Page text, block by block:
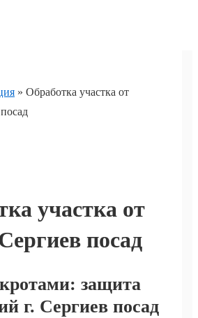
» Обработка участка от
участка от
посад
защита
г. Сергиев посад